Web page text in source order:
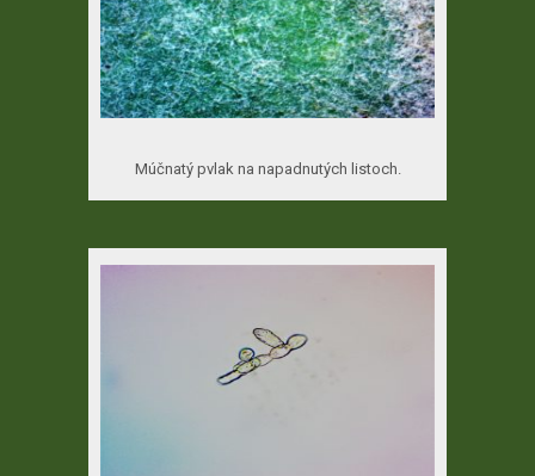
Múčnatý pvlak na napadnutých listoch